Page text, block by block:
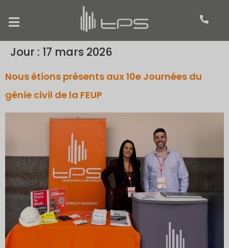
Jour : 17 mars 2026
Nous étions présents aux 10e Journées du
génie civil de la FEUP